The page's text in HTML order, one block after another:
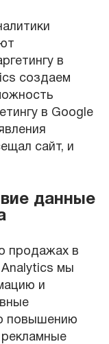
в
создаем
в Google
сайт, и
данные
продажах в
Analytics мы
и
повышению